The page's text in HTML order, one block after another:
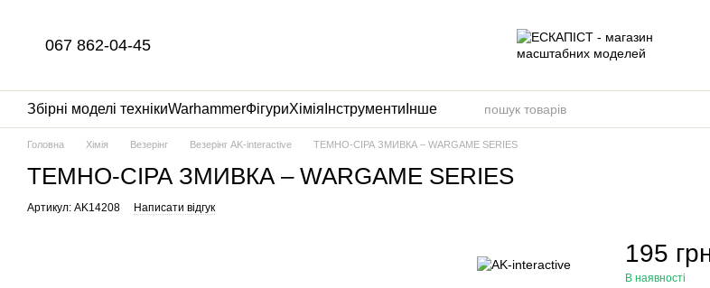
067 862-04-45
Збірні моделі технікиWarhammerФігуриХімія Інструменти Інше
Головна Хімія Везерінг Везерінг AK-interactive ТЕМНО-СІРА ЗМИВКА – WARGAME SERIES
ТЕМНО-СІРА ЗМИВКА – WARGAME SERIES
Артикул: AK14208 Написати відгук
195
В наявності